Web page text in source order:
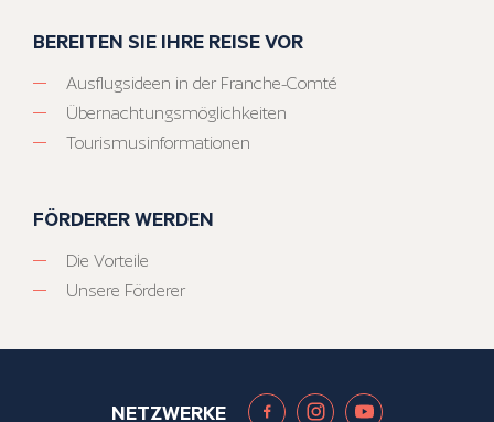
BEREITEN SIE IHRE REISE VOR
Ausflugsideen in der Franche-Comté
Übernachtungsmöglichkeiten
Tourismusinformationen
FÖRDERER WERDEN
Die Vorteile
Unsere Förderer
NETZWERKE